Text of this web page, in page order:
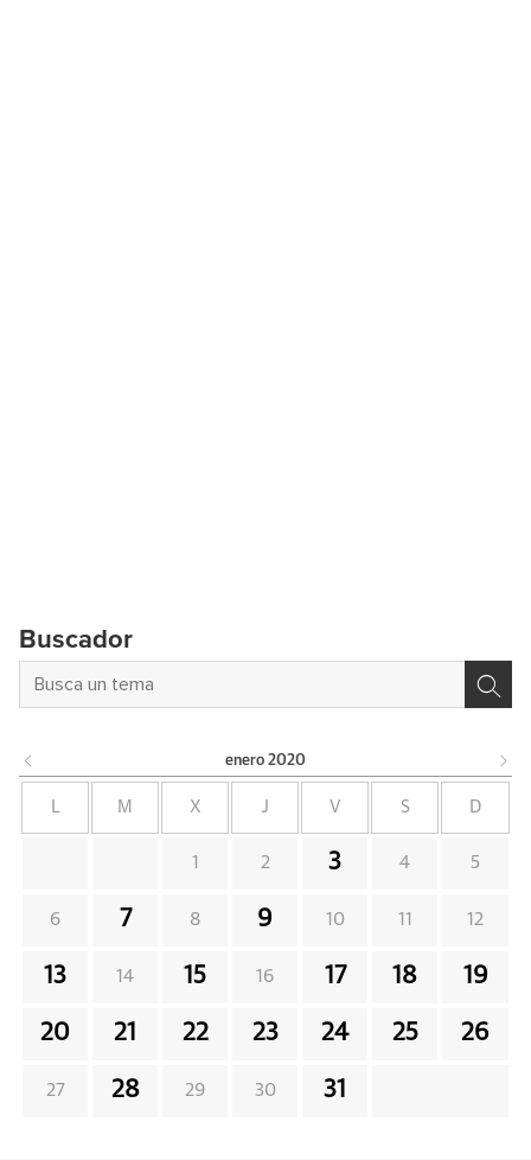
Buscador
enero 2020
M X J V S D
1 2 3 4 5
6 7 8 9 10 11 12
13 14 15 16 17 18 19
20 21 22 23 24 25 26
27 28 29 30 31